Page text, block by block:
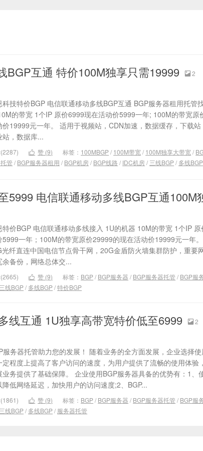
BGP互通 特价100M独享只需19999  2
科技特价BGP 电信联通移动多线BGP互通 BGP服务器租用托管
的带宽 1个IP 原价6999现在活动价5999一年; 100M的带宽原
价19999元一年。 适用于视频站，CDN加速，数据缓存，下载站
站，数据库...
 赞 (9) 标签： 100MBGP/ 100M带宽/ 100M独享大带宽/
管 / BGP服务器租用 / BGP机房/ BGP线路 / IDC机房/ 三线BGP/ 多线BGP
5999 电信联通移动多线BGP互通100M
特价BGP 电信联通移动多线接入 1U的机器 10M的带宽 1个IP
5999一年；100M的带宽原价29999的现在活动价19999元一年。
纤直连中国电信节点骨干网，20G金盾防火墙集群防护，重要
余备份，网络总体交...
 赞 (9) 标签： BGP/ BGP服务器 / BGP服务器托管 / BGP服
三线BGP/ 多线BGP/特价BGP
线互通 1U独享高带宽特价低至6999  2
服务器托管助力您的发展！ 随着业务的全方面发展，企业选择
定程度上提高了客户访问的速度，为用户提供了流畅的使用体验
业务提供了基础保障。 企业使用BGP服务器具备的优势有：1、
降低网络延迟，加快用户的访问速度;2、BGP...
 赞 (9) 标签： BGP/ BGP服务器 / BGP服务器托管 / BGP服
三线BGP/ 多线BGP/ 服务器托管